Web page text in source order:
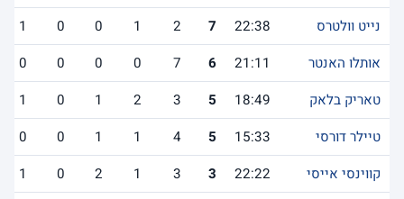
נייט וולטרס
22:38
7
2
1
0
0
1
אותלו האנטר
21:11
6
7
0
0
0
0
טאריק בלאק
18:49
5
3
2
1
0
1
טיילר דורסי
15:33
5
4
1
1
0
0
קווינסי אייסי
22:22
3
3
1
2
0
1